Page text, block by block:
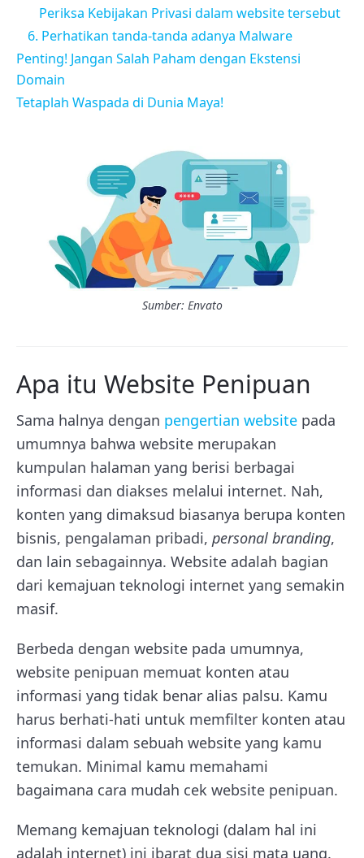
Periksa Kebijakan Privasi dalam website tersebut
6. Perhatikan tanda-tanda adanya Malware
Penting! Jangan Salah Paham dengan Ekstensi
Domain
Tetaplah Waspada di Dunia Maya!
Sumber: Envato
Apa itu Website Penipuan
Sama halnya dengan pengertian website pada
umumnya bahwa website merupakan
kumpulan halaman yang berisi berbagai
informasi dan diakses melalui internet. Nah,
konten yang dimaksud biasanya berupa konten
bisnis, pengalaman pribadi, personal branding,
dan lain sebagainnya. Website adalah bagian
dari kemajuan teknologi internet yang semakin
masif.
Berbeda dengan website pada umumnya,
website penipuan memuat konten atau
informasi yang tidak benar alias palsu. Kamu
harus berhati-hati untuk memfilter konten atau
informasi dalam sebuah website yang kamu
temukan. Minimal kamu memahami
bagaimana cara mudah cek website penipuan.
Memang kemajuan teknologi (dalam hal ini
adalah internet) ini ibarat dua sisi mata uang.